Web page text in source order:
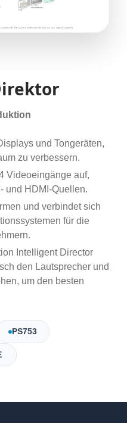
und Tongeräten,
zu verbessern.
Videoeingänge auf,
und HDMI-Quellen.
und verbindet sich
für die
Intelligent Director
den Lautsprecher und
um den besten
PS753